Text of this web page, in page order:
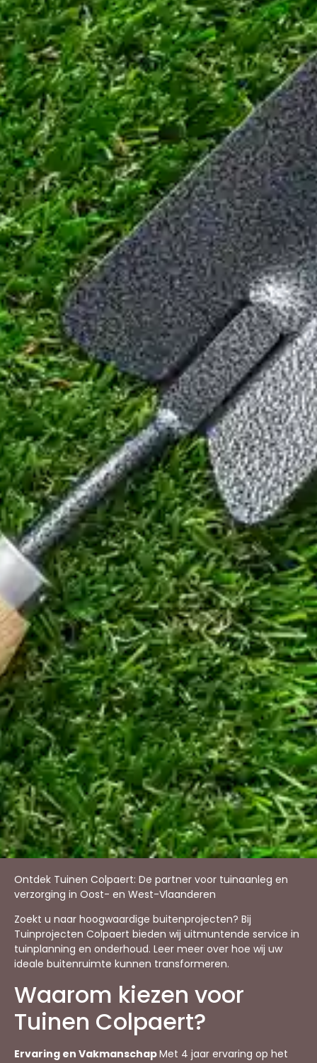
Ontdek Tuinen Colpaert: De partner voor tuinaanleg en
verzorging in Oost- en West-Vlaanderen
Zoekt u naar hoogwaardige buitenprojecten? Bij
Tuinprojecten Colpaert bieden wij uitmuntende service in
tuinplanning en onderhoud. Leer meer over hoe wij uw
ideale buitenruimte kunnen transformeren.
Waarom kiezen voor
Tuinen Colpaert?
Ervaring en VakmanschapMet 4 jaar ervaring op het